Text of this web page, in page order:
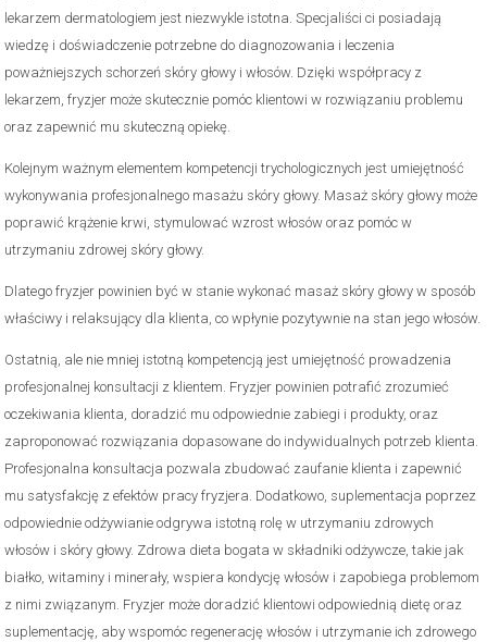
lekarzem dermatologiem jest niezwykle istotna. Specjaliści ci posiadają
wiedzę i doświadczenie potrzebne do diagnozowania i leczenia
poważniejszych schorzeń skóry głowy i włosów. Dzięki współpracy z
lekarzem, fryzjer może skutecznie pomóc klientowi w rozwiązaniu problemu
oraz zapewnić mu skuteczną opiekę.
Kolejnym ważnym elementem kompetencji trychologicznych jest umiejętność
wykonywania profesjonalnego masażu skóry głowy. Masaż skóry głowy może
poprawić krążenie krwi, stymulować wzrost włosów oraz pomóc w
utrzymaniu zdrowej skóry głowy.
Dlatego fryzjer powinien być w stanie wykonać masaż skóry głowy w sposób
właściwy i relaksujący dla klienta, co wpłynie pozytywnie na stan jego włosów.
Ostatnią, ale nie mniej istotną kompetencją jest umiejętność prowadzenia
profesjonalnej konsultacji z klientem. Fryzjer powinien potrafić zrozumieć
oczekiwania klienta, doradzić mu odpowiednie zabiegi i produkty, oraz
zaproponować rozwiązania dopasowane do indywidualnych potrzeb klienta.
Profesjonalna konsultacja pozwala zbudować zaufanie klienta i zapewnić
mu satysfakcję z efektów pracy fryzjera. Dodatkowo, suplementacja poprzez
odpowiednie odżywianie odgrywa istotną rolę w utrzymaniu zdrowych
włosów i skóry głowy. Zdrowa dieta bogata w składniki odżywcze, takie jak
białko, witaminy i minerały, wspiera kondycję włosów i zapobiega problemom
z nimi związanym. Fryzjer może doradzić klientowi odpowiednią dietę oraz
suplementację, aby wspomóc regenerację włosów i utrzymanie ich zdrowego